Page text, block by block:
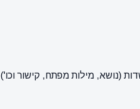
(נושא, מילות מפתח, קישור וכו')